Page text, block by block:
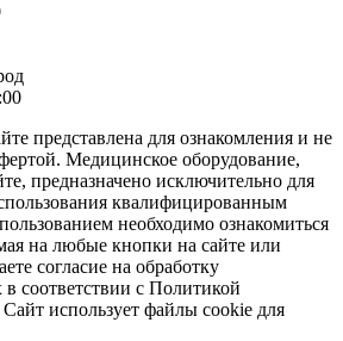
представлена для ознакомления и не
Медицинское оборудование,
предназначено исключительно для
квалифицированным
необходимо ознакомиться
на любые кнопки на сайте или
согласие на обработку
соответствии с Политикой
использует файлы cookie для